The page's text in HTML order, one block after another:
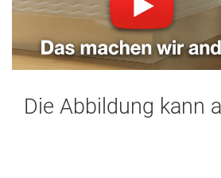
Die Abbildung kann